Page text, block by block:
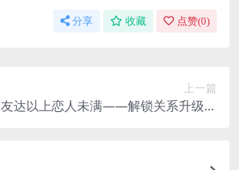
分享 收藏 点赞(0)
上一篇
达以上恋人未满——解锁关系升级的